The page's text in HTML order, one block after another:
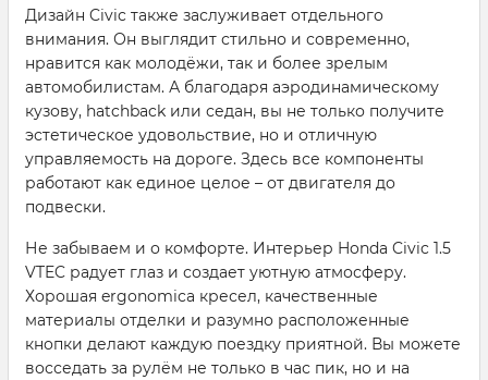
Дизайн Civic также заслуживает отдельного
внимания. Он выглядит стильно и современно,
нравится как молодёжи, так и более зрелым
автомобилистам. А благодаря аэродинамическому
кузову, hatchback или седан, вы не только получите
эстетическое удовольствие, но и отличную
управляемость на дороге. Здесь все компоненты
работают как единое целое – от двигателя до
подвески.
Не забываем и о комфорте. Интерьер Honda Civic 1.5
VTEC радует глаз и создает уютную атмосферу.
Хорошая ergonomica кресел, качественные
материалы отделки и разумно расположенные
кнопки делают каждую поездку приятной. Вы можете
восседать за рулём не только в час пик, но и на